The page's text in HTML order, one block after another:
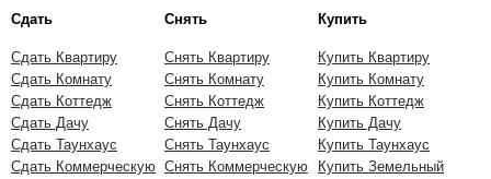
Сдать
Сдать Квартиру
Сдать Комнату
Сдать Коттедж
Сдать Дачу
Сдать Таунхаус
Сдать Коммерческую
Снять
Снять Квартиру
Снять Комнату
Снять Коттедж
Снять Дачу
Снять Таунхаус
Снять Коммерческую
Купить
Купить Квартиру
Купить Комнату
Купить Коттедж
Купить Дачу
Купить Таунхаус
Купить Земельный